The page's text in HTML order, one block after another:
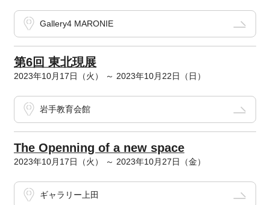
Gallery4 MARONIE
第6回 東北現展
2023年10月17日（火） ～ 2023年10月22日（日）
岩手教育会館
The Openning of a new space
2023年10月17日（火） ～ 2023年10月27日（金）
ギャラリー上田